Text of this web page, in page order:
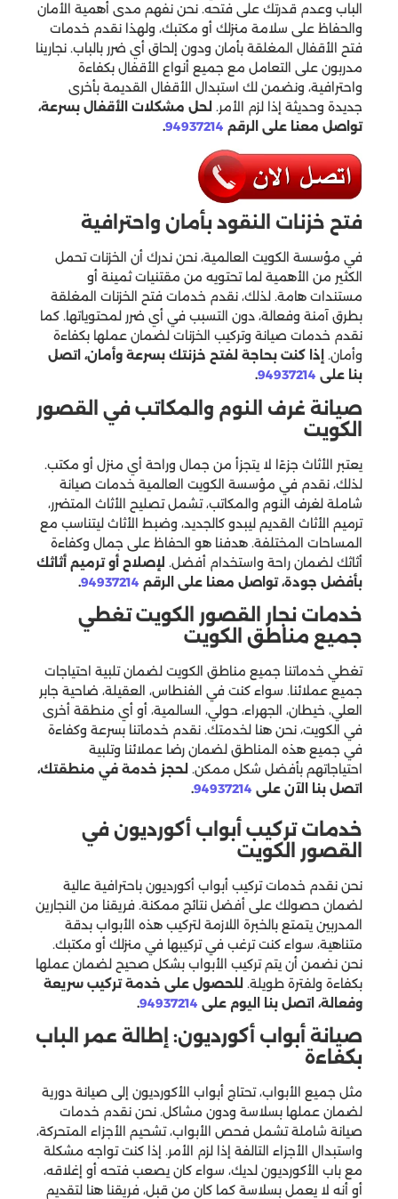
الباب وعدم قدرتك على فتحه. نحن نفهم مدى أهمية الأمان
والحفاظ على سلامة منزلك أو مكتبك، ولهذا نقدم خدمات
فتح الأقفال المغلقة بأمان ودون إلحاق أي ضرر بالباب. نجارينا
مدربون على التعامل مع جميع أنواع الأقفال بكفاءة
واحترافية، ونضمن لك استبدال الأقفال القديمة بأخرى
جديدة وحديثة إذا لزم الأمر. لحل مشكلات الأقفال بسرعة،
تواصل معنا على الرقم 94937214
.
فتح خزنات النقود بأمان واحترافية
في مؤسسة الكويت العالمية، نحن ندرك أن الخزنات تحمل
الكثير من الأهمية لما تحتويه من مقتنيات ثمينة أو
مستندات هامة. لذلك، نقدم خدمات فتح الخزنات المغلقة
بطرق آمنة وفعالة، دون التسبب في أي ضرر لمحتوياتها. كما
نقدم خدمات صيانة وتركيب الخزنات لضمان عملها بكفاءة
وأمان. إذا كنت بحاجة لفتح خزنتك بسرعة وأمان، اتصل
بنا على 94937214
.
صيانة غرف النوم والمكاتب في القصور
الكويت
يعتبر الأثاث جزءًا لا يتجزأ من جمال وراحة أي منزل أو مكتب.
لذلك، نقدم في مؤسسة الكويت العالمية خدمات صيانة
شاملة لغرف النوم والمكاتب، تشمل تصليح الأثاث المتضرر،
ترميم الأثاث القديم ليبدو كالجديد، وضبط الأثاث ليتناسب مع
المساحات المختلفة. هدفنا هو الحفاظ على جمال وكفاءة
أثاثك لضمان راحة واستخدام أفضل. لإصلاح أو ترميم أثاثك
بأفضل جودة، تواصل معنا على الرقم 94937214
.
خدمات نجار القصور الكويت تغطي
جميع مناطق الكويت
تغطي خدماتنا جميع مناطق الكويت لضمان تلبية احتياجات
جميع عملائنا. سواء كنت في الفنطاس، العقيلة، ضاحية جابر
العلي، خيطان، الجهراء، حولي، السالمية، أو أي منطقة أخرى
في الكويت، نحن هنا لخدمتك. نقدم خدماتنا بسرعة وكفاءة
في جميع هذه المناطق لضمان رضا عملائنا وتلبية
احتياجاتهم بأفضل شكل ممكن. لحجز خدمة في منطقتك،
اتصل بنا الآن على 94937214
.
خدمات تركيب أبواب أكورديون في
القصور الكويت
نحن نقدم خدمات تركيب أبواب أكورديون باحترافية عالية
لضمان حصولك على أفضل نتائج ممكنة. فريقنا من النجارين
المدربين يتمتع بالخبرة اللازمة لتركيب هذه الأبواب بدقة
متناهية، سواء كنت ترغب في تركيبها في منزلك أو مكتبك.
نحن نضمن أن يتم تركيب الأبواب بشكل صحيح لضمان عملها
بكفاءة ولفترة طويلة. للحصول على خدمة تركيب سريعة
وفعالة، اتصل بنا اليوم على 94937214
.
صيانة أبواب أكورديون: إطالة عمر الباب
بكفاءة
مثل جميع الأبواب، تحتاج أبواب الأكورديون إلى صيانة دورية
لضمان عملها بسلاسة ودون مشاكل. نحن نقدم خدمات
صيانة شاملة تشمل فحص الأبواب، تشحيم الأجزاء المتحركة،
واستبدال الأجزاء التالفة إذا لزم الأمر. إذا كنت تواجه مشكلة
مع باب الأكورديون لديك، سواء كان يصعب فتحه أو إغلاقه،
أو أنه لا يعمل بسلاسة كما كان من قبل، فريقنا هنا لتقديم